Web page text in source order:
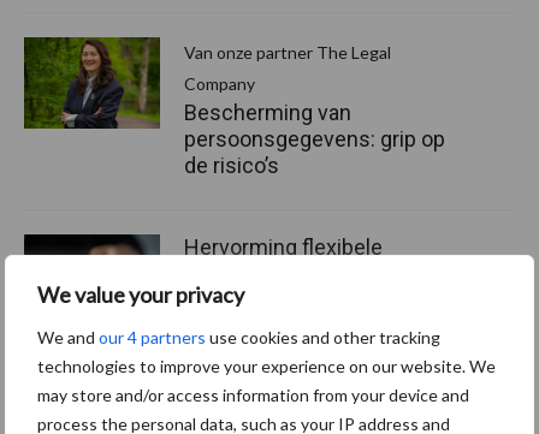
We value your privacy
We and our 4 partners use cookies and other tracking
technologies to improve your experience on our website. We
may store and/or access information from your device and
process the personal data, such as your IP address and
Van onze partner The Legal
Company
Bescherming van
persoonsgegevens: grip op
de risico’s
Hervorming flexibele
mitsen en maren